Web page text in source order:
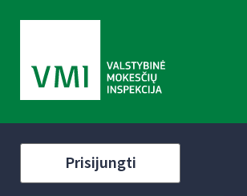
Prisijungti